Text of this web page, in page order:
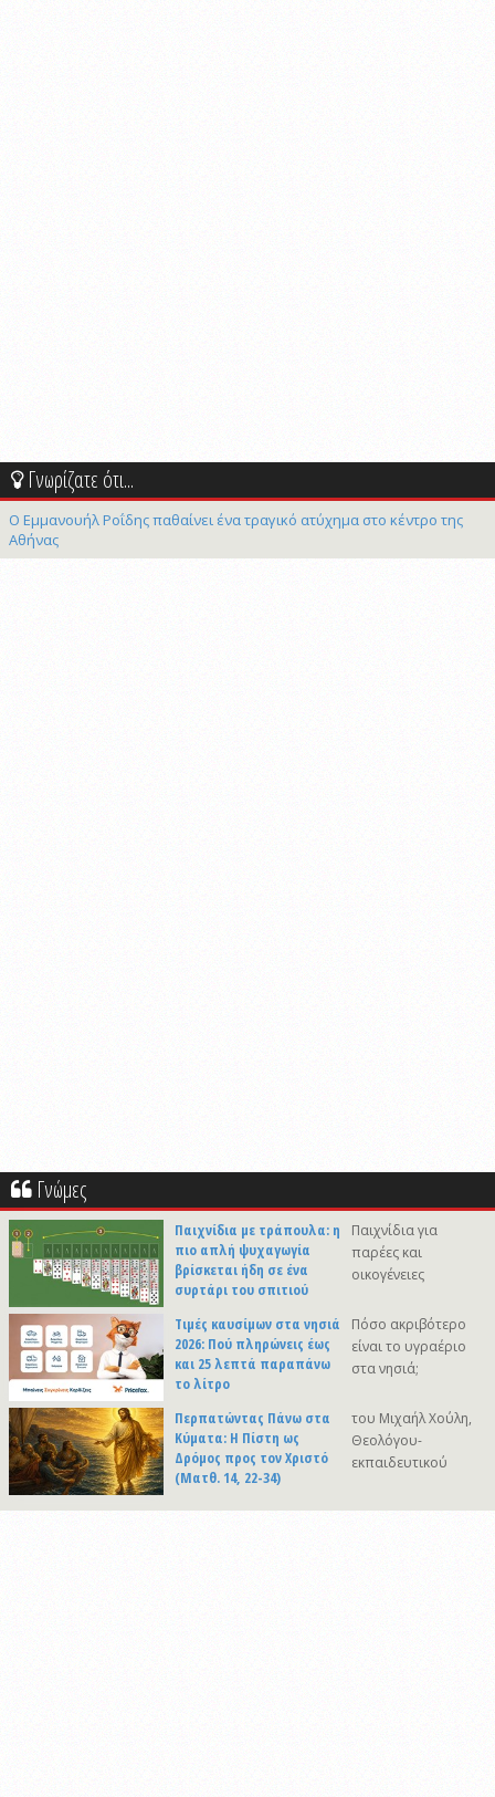
Γνωρίζατε ότι...
Ο Εμμανουήλ Ροΐδης παθαίνει ένα τραγικό ατύχημα στο κέντρο της
Αθήνας
Γνώμες
Παιχνίδια με τράπουλα: η
πιο απλή ψυχαγωγία
βρίσκεται ήδη σε ένα
συρτάρι του σπιτιού
Παιχνίδια για
παρέες και
οικογένειες
Τιμές καυσίμων στα νησιά
2026: Πού πληρώνεις έως
και 25 λεπτά παραπάνω
το λίτρο
Πόσο ακριβότερο
είναι το υγραέριο
στα νησιά;
Περπατώντας Πάνω στα
Κύματα: Η Πίστη ως
Δρόμος προς τον Χριστό
(Ματθ. 14, 22-34)
του Μιχαήλ Χούλη,
Θεολόγου-
εκπαιδευτικού